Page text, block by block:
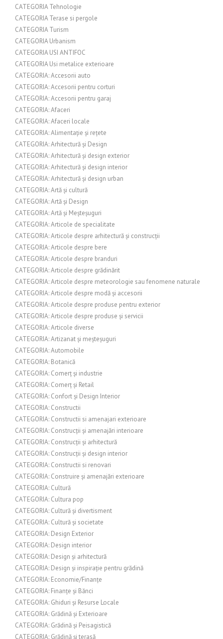
CATEGORIA Tehnologie
CATEGORIA Terase si pergole
CATEGORIA Turism
CATEGORIA Urbanism
CATEGORIA USI ANTIFOC
CATEGORIA Usi metalice exterioare
CATEGORIA: Accesorii auto
CATEGORIA: Accesorii pentru corturi
CATEGORIA: Accesorii pentru garaj
CATEGORIA: Afaceri
CATEGORIA: Afaceri locale
CATEGORIA: Alimentație și rețete
CATEGORIA: Arhitectură și Design
CATEGORIA: Arhitectură și design exterior
CATEGORIA: Arhitectură și design interior
CATEGORIA: Arhitectură și design urban
CATEGORIA: Artă și cultură
CATEGORIA: Artă și Design
CATEGORIA: Artă și Meșteșuguri
CATEGORIA: Articole de specialitate
CATEGORIA: Articole despre arhitectură și construcții
CATEGORIA: Articole despre bere
CATEGORIA: Articole despre branduri
CATEGORIA: Articole despre grădinărit
CATEGORIA: Articole despre meteorologie sau fenomene naturale
CATEGORIA: Articole despre modă și accesorii
CATEGORIA: Articole despre produse pentru exterior
CATEGORIA: Articole despre produse și servicii
CATEGORIA: Articole diverse
CATEGORIA: Artizanat și meșteșuguri
CATEGORIA: Automobile
CATEGORIA: Botanică
CATEGORIA: Comerț și industrie
CATEGORIA: Comerț și Retail
CATEGORIA: Confort și Design Interior
CATEGORIA: Constructii
CATEGORIA: Constructii si amenajari exterioare
CATEGORIA: Construcții și amenajări interioare
CATEGORIA: Construcții și arhitectură
CATEGORIA: Construcții și design interior
CATEGORIA: Constructii si renovari
CATEGORIA: Construire și amenajări exterioare
CATEGORIA: Cultură
CATEGORIA: Cultura pop
CATEGORIA: Cultură și divertisment
CATEGORIA: Cultură și societate
CATEGORIA: Design Exterior
CATEGORIA: Design interior
CATEGORIA: Design și arhitectură
CATEGORIA: Design și inspirație pentru grădină
CATEGORIA: Economie/Finanțe
CATEGORIA: Finanțe și Bănci
CATEGORIA: Ghiduri și Resurse Locale
CATEGORIA: Grădină și Exterioare
CATEGORIA: Grădină și Peisagistică
CATEGORIA: Grădină și terasă